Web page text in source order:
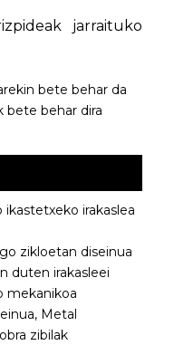
jarraituko
bete behar da
bete behar dira
irakaslea
zikloetan diseinua
duten irakasleei
mekanikoa
Metal
zibilak